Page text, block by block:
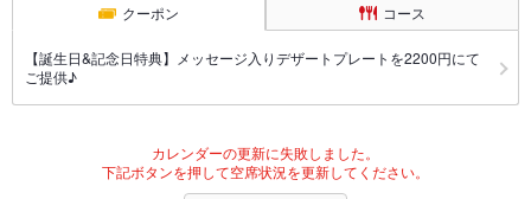
クーポン コース
【誕生日&記念日特典】メッセージ入りデザートプレートを2200円にて
ご提供♪
カレンダーの更新に失敗しました。
下記ボタンを押して空席状況を更新してください。